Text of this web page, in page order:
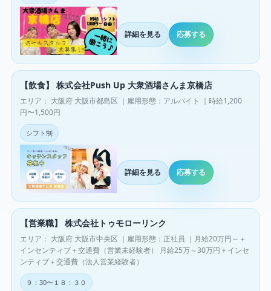
詳細を見る 応募する
【飲食】 株式会社Push Up 大衆酒場さんま京橋店
エリア： 大阪府 大阪市都島区 ｜雇用形態：アルバイト ｜時給1,200
円〜1,500円
シフト制
詳細を見る 応募する
【営業職】 株式会社トゥモローリンク
エリア： 大阪府 大阪市中央区 ｜雇用形態：正社員 ｜月給20万円～＋
インセンティブ＋交通費（営業未経験者） 月給25万～30万円＋インセ
ンティブ＋交通費（法人営業経験者）
９：30〜１８：３０